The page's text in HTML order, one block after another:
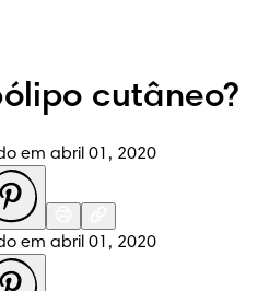
cutâneo?
em abril 01, 2020
em abril 01, 2020